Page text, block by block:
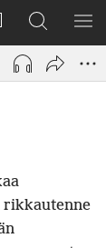
sivuston
Hae
JW.ORG-
sivustolta
rikkautenne